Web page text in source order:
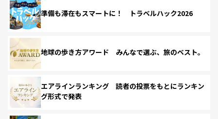
準備も滞在もスマートに！ トラベルハック2026
地球の歩き方アワード みんなで選ぶ、旅のベスト。
エアラインランキング 読者の投票をもとにランキン
グ形式で発表